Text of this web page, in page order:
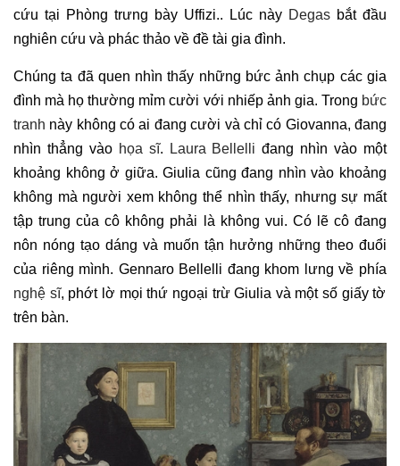
cứu tại Phòng trưng bày Uffizi.. Lúc này Degas bắt đầu
nghiên cứu và phác thảo về đề tài gia đình.
Chúng ta đã quen nhìn thấy những bức ảnh chụp các gia
đình mà họ thường mỉm cười với nhiếp ảnh gia. Trong bức
tranh này không có ai đang cười và chỉ có Giovanna, đang
nhìn thẳng vào họa sĩ. Laura Bellelli đang nhìn vào một
khoảng không ở giữa. Giulia cũng đang nhìn vào khoảng
không mà người xem không thể nhìn thấy, nhưng sự mất
tập trung của cô không phải là không vui. Có lẽ cô đang
nôn nóng tạo dáng và muốn tận hưởng những theo đuổi
của riêng mình. Gennaro Bellelli đang khom lưng về phía
nghệ sĩ, phớt lờ mọi thứ ngoại trừ Giulia và một số giấy tờ
trên bàn.